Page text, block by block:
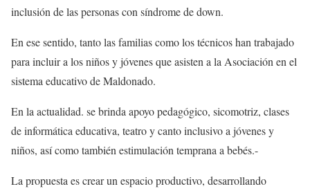
inclusión de las personas con síndrome de down.
En ese sentido, tanto las familias como los técnicos han trabajado
para incluir a los niños y jóvenes que asisten a la Asociación en el
sistema educativo de Maldonado.
En la actualidad. se brinda apoyo pedagógico, sicomotriz, clases
de informática educativa, teatro y canto inclusivo a jóvenes y
niños, así como también estimulación temprana a bebés.-
La propuesta es crear un espacio productivo, desarrollando